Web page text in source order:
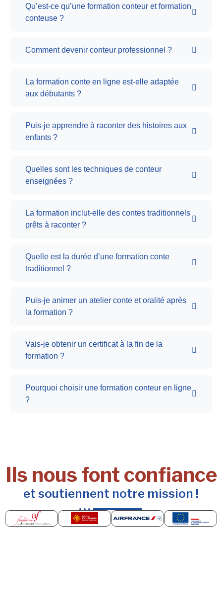
Qu’est-ce qu’une formation conteur et formation
conteuse ?
Comment devenir conteur professionnel ?
La formation conte en ligne est-elle adaptée
aux débutants ?
Puis-je apprendre à raconter des histoires aux
enfants ?
Quelles sont les techniques de conteur
enseignées ?
La formation inclut-elle des contes traditionnels
prêts à raconter ?
Quelle est la durée d’une formation conte
traditionnel ?
Puis-je animer un atelier conte et oralité après
la formation ?
Vais-je obtenir un certificat à la fin de la
formation ?
Pourquoi choisir une formation conteur en ligne
?
Ils nous font confiance
et soutiennent notre mission !